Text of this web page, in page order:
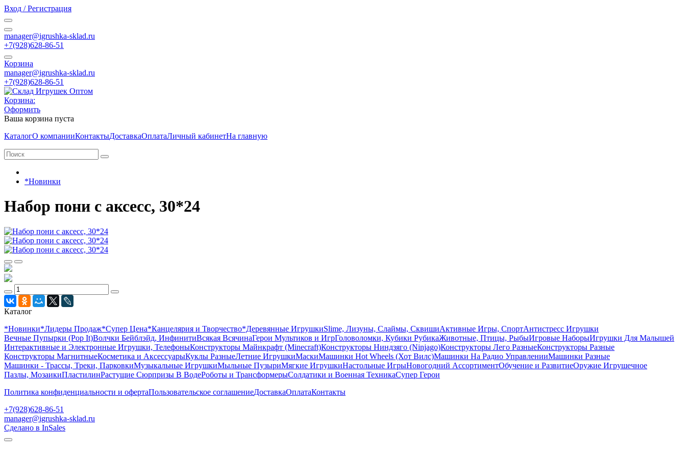
Вход / Регистрация
manager@igrushka-sklad.ru
+7(928)628-86-51
Корзина
manager@igrushka-sklad.ru
+7(928)628-86-51
Корзина:
Оформить
Ваша корзина пуста
КаталогО компанииКонтактыДоставкаОплатаЛичный кабинетНа главную
*Новинки
Набор пони с аксесс, 30*24
Каталог
*Новинки*Лидеры Продаж*Супер Цена*Канцелярия и Творчество*Деревянные ИгрушкиSlime, Лизуны, Слаймы, СквишиАктивные Игры, СпортАнтистресс Игрушки
Вечные Пупырки (Pop It)Волчки Бейблэйд, ИнфинитиВсякая ВсячинаГерои Мультиков и ИгрГоловоломки, Кубики РубикаЖивотные, Птицы, РыбыИгровые НаборыИгрушки Для Малышей
Интерактивные и Электронные Игрушки, ТелефоныКонструкторы Майнкрафт (Minecraft)Конструкторы Ниндзяго (Ninjago)Конструкторы Лего РазныеКонструкторы Разные
Конструкторы МагнитныеКосметика и АксессуарыКуклы РазныеЛетние ИгрушкиМаскиМашинки Hot Wheels (Хот Вилс)Машинки На Радио УправленииМашинки Разные
Машинки - Трассы, Треки, ПарковкиМузыкальные ИгрушкиМыльные ПузыриМягкие ИгрушкиНастольные ИгрыНовогодний АссортиментОбучение и РазвитиеОружие Игрушечное
Пазлы, МозаикиПластилинРастущие Сюрпризы В ВодеРоботы и ТрансформерыСолдатики и Военная ТехникаСупер Герои
Политика конфиденциальности и офертаПользовательское соглашениеДоставкаОплатаКонтакты
+7(928)628-86-51
manager@igrushka-sklad.ru
Сделано в InSales